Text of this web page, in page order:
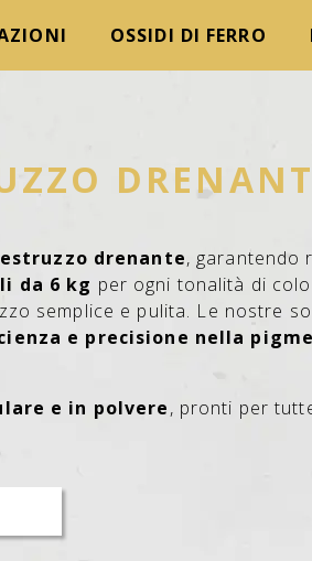
OSSIDI DI FERRO
drenante, garantendo
da 6 kg per ogni tonalità di
semplice e pulita. Le nostre
e precisione nella
e in polvere, pronti per